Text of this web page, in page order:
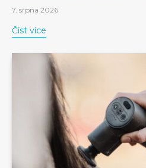
7. srpna 2026
Číst více